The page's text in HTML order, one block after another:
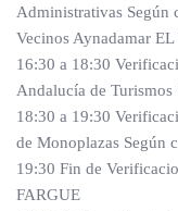
Administrativas Según
Vecinos Aynadamar
16:30 a 18:30
Andalucía de
18:30 a 19:30
de Monoplazas Según
19:30 Fin de
FARGUE